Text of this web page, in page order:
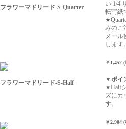
フラワーマドリード-S-Quarter
い 1/4
転写紙
みのご
メール
します
フラワーマドリード-S-Half
￥1,452
▼ポイ
★Half
ズにカ
す。
￥2,904